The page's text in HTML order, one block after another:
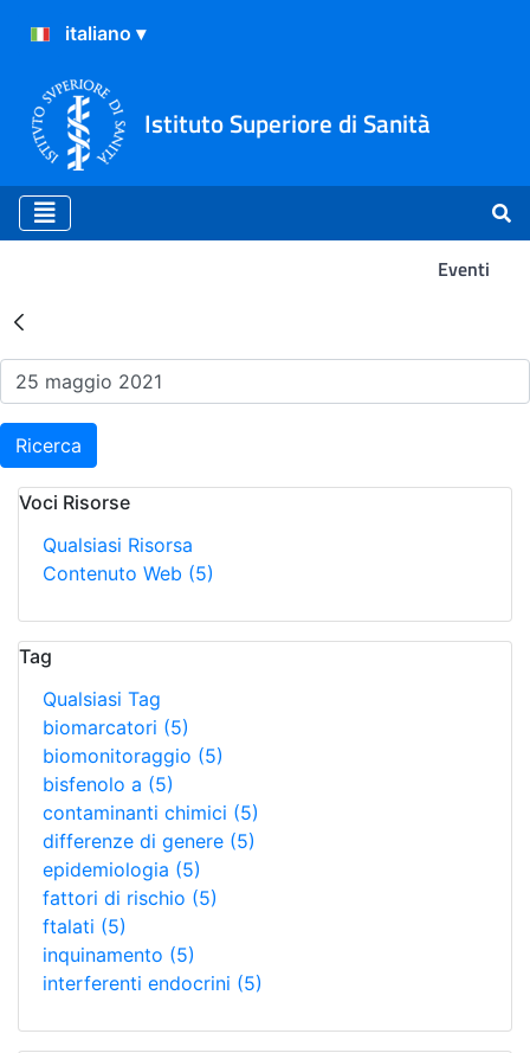
Istituto Superiore di Sanità
Eventi
Risultati della Ricerca -
Ricerca
Voci Risorse
Qualsiasi Risorsa
Contenuto Web (5)
Tag
Qualsiasi Tag
biomarcatori (5)
biomonitoraggio (5)
bisfenolo a (5)
contaminanti chimici (5)
differenze di genere (5)
epidemiologia (5)
fattori di rischio (5)
ftalati (5)
inquinamento (5)
interferenti endocrini (5)